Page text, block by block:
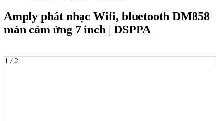
Amply phát nhạc Wifi, bluetooth DM858
màn cảm ứng 7 inch | DSPPA
1 / 2